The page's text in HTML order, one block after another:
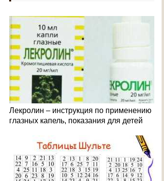
Лекролин – инструкция по применению
глазных капель, показания для детей